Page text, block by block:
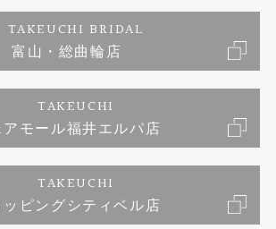
指輪プロポーズプラン
TAKEUCHI BRIDAL
富山・総曲輪店
TAKEUCHI
アモール福井エルパ店
TAKEUCHI
ッピングシティベル店